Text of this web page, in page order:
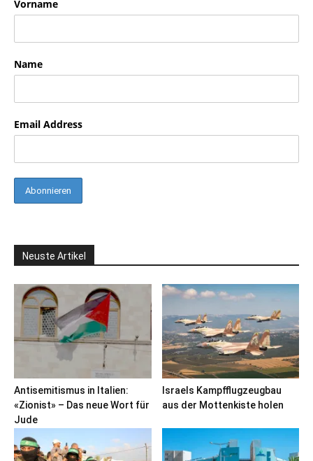
Vorname
Name
Email Address
Neuste Artikel
Antisemitismus in Italien:
«Zionist» – Das neue Wort für
Jude
Israels Kampfflugzeugbau
aus der Mottenkiste holen